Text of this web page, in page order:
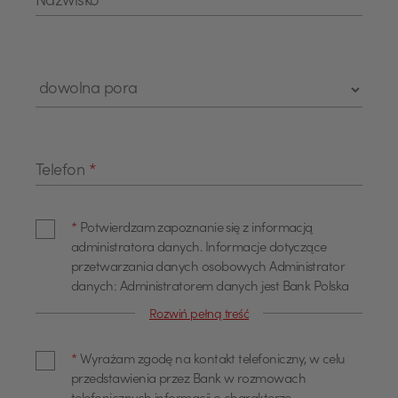
Telefon *
* Potwierdzam zapoznanie się z informacją
administratora danych. Informacje dotyczące
przetwarzania danych osobowych Administrator
danych: Administratorem danych jest Bank Polska
Kasa Opieki Spółka Akcyjna z siedzibą w Warszawie,
skontaktować poprzez adres email
info@pekao.com.pl, telefonicznie pod numerem 519
Rozwiń pełną treść
* Wyrażam zgodę na kontakt telefoniczny, w celu
przedstawienia przez Bank w rozmowach